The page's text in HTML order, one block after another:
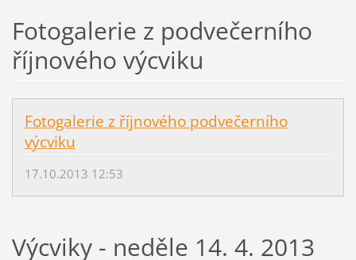
Fotogalerie z podvečerního
říjnového výcviku
Fotogalerie z říjnového podvečerního
výcviku
17.10.2013 12:53
Výcviky - neděle 14. 4. 2013